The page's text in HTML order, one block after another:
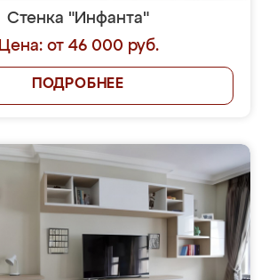
Стенка "Инфанта"
Цена: от 46 000 руб.
ПОДРОБНЕЕ